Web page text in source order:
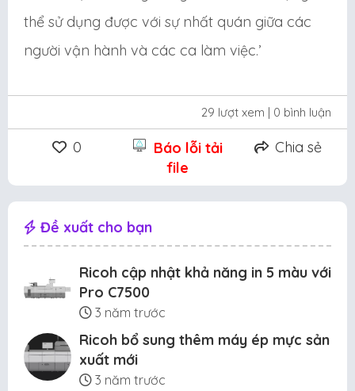
thể sử dụng được với sự nhất quán giữa các
người vận hành và các ca làm việc.’
29 lượt xem | 0 bình luận
0
Báo lỗi tải
file
Chia sẻ
Đề xuất cho bạn
Ricoh cập nhật khả năng in 5 màu với
Pro C7500
3 năm trước
Ricoh bổ sung thêm máy ép mực sản
xuất mới
3 năm trước